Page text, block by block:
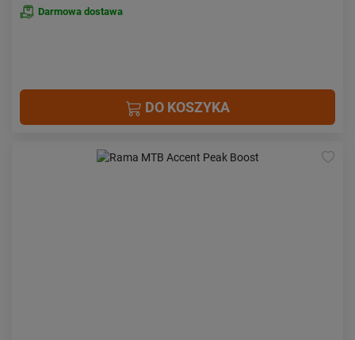
Darmowa dostawa
DO KOSZYKA